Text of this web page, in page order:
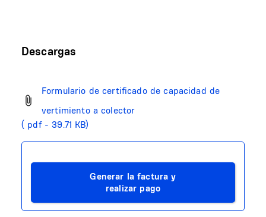
Descargas
Formulario de certificado de capacidad de
vertimiento a colector
( pdf - 39.71 KB)
Generar la factura y
realizar pago